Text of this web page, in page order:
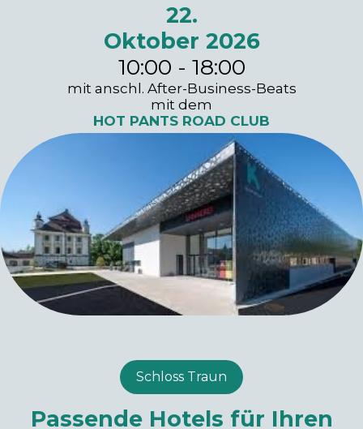
22.
Oktober 2026
10:00 - 18:00
mit anschl. After-Business-Beats
mit dem
HOT PANTS ROAD CLUB
Schloss Traun
Passende Hotels für Ihren